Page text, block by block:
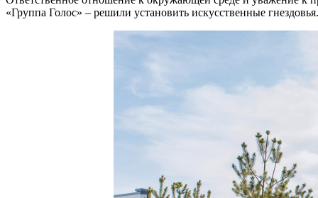
«Группа Голос» – решили установить искусственные гнездовья.